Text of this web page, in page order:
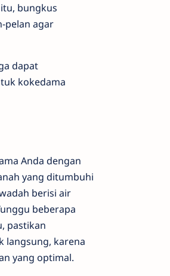
bungkus
pelan agar
dapat
kokedama
Anda dengan
yang ditumbuhi
berisi air
beberapa
pastikan
langsung, karena
yang optimal.